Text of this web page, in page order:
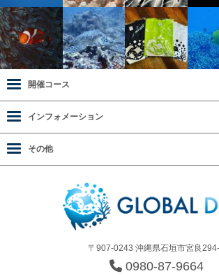
〒907-0243 沖縄県石垣市宮良
0980-87-9664
開催コース
インフォメーション
その他